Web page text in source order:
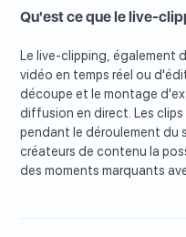
Qu'est ce que le live-
Le live-clipping, également
vidéo en temps réel ou
découpe et le montage
diffusion en direct. Les
pendant le déroulement du
créateurs de contenu la
des moments marquants